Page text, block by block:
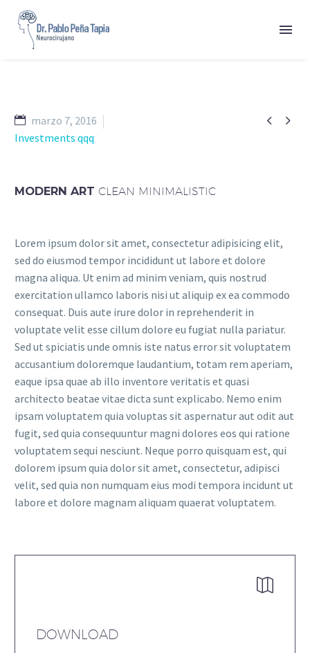
 
marzo 7, 2016
Investments qqq
MODERN ART CLEAN MINIMALISTIC
Lorem ipsum dolor sit amet, consectetur adipisicing elit,
sed do eiusmod tempor incididunt ut labore et dolore
magna aliqua. Ut enim ad minim veniam, quis nostrud
exercitation ullamco laboris nisi ut aliquip ex ea commodo
consequat. Duis aute irure dolor in reprehenderit in
voluptate velit esse cillum dolore eu fugiat nulla pariatur.
Sed ut spiciatis unde omnis iste natus error sit voluptatem
accusantium doloremque laudantium, totam rem aperiam,
eaque ipsa quae ab illo inventore veritatis et quasi
architecto beatae vitae dicta sunt explicabo. Nemo enim
ipsam voluptatem quia voluptas sit aspernatur aut odit aut
fugit, sed quia consequuntur magni dolores eos qui ratione
voluptatem sequi nesciunt. Neque porro quisquam est, qui
dolorem ipsum quia dolor sit amet, consectetur, adipisci
velit, sed quia non numquam eius modi tempora incidunt ut
labore et dolore magnam aliquam quaerat voluptatem.


DOWNLOAD